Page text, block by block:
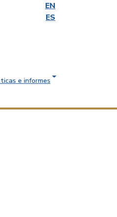
EN
ES
e informes